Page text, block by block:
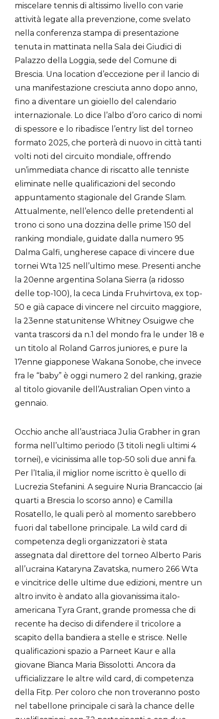
miscelare tennis di altissimo livello con varie
attività legate alla prevenzione, come svelato
nella conferenza stampa di presentazione
tenuta in mattinata nella Sala dei Giudici di
Palazzo della Loggia, sede del Comune di
Brescia. Una location d’eccezione per il lancio di
una manifestazione cresciuta anno dopo anno,
fino a diventare un gioiello del calendario
internazionale. Lo dice l’albo d’oro carico di nomi
di spessore e lo ribadisce l’entry list del torneo
formato 2025, che porterà di nuovo in città tanti
volti noti del circuito mondiale, offrendo
un’immediata chance di riscatto alle tenniste
eliminate nelle qualificazioni del secondo
appuntamento stagionale del Grande Slam.
Attualmente, nell’elenco delle pretendenti al
trono ci sono una dozzina delle prime 150 del
ranking mondiale, guidate dalla numero 95
Dalma Galfi, ungherese capace di vincere due
tornei Wta 125 nell’ultimo mese. Presenti anche
la 20enne argentina Solana Sierra (a ridosso
delle top-100), la ceca Linda Fruhvirtova, ex top-
50 e già capace di vincere nel circuito maggiore,
la 23enne statunitense Whitney Osuigwe che
vanta trascorsi da n.1 del mondo fra le under 18 e
un titolo al Roland Garros juniores, e pure la
17enne giapponese Wakana Sonobe, che invece
fra le “baby” è oggi numero 2 del ranking, grazie
al titolo giovanile dell’Australian Open vinto a
gennaio.
Occhio anche all’austriaca Julia Grabher in gran
forma nell’ultimo periodo (3 titoli negli ultimi 4
tornei), e vicinissima alle top-50 soli due anni fa.
Per l’Italia, il miglior nome iscritto è quello di
Lucrezia Stefanini. A seguire Nuria Brancaccio (ai
quarti a Brescia lo scorso anno) e Camilla
Rosatello, le quali però al momento sarebbero
fuori dal tabellone principale. La wild card di
competenza degli organizzatori è stata
assegnata dal direttore del torneo Alberto Paris
all’ucraina Kataryna Zavatska, numero 266 Wta
e vincitrice delle ultime due edizioni, mentre un
altro invito è andato alla giovanissima italo-
americana Tyra Grant, grande promessa che di
recente ha deciso di difendere il tricolore a
scapito della bandiera a stelle e strisce. Nelle
qualificazioni spazio a Parneet Kaur e alla
giovane Bianca Maria Bissolotti. Ancora da
ufficializzare le altre wild card, di competenza
della Fitp. Per coloro che non troveranno posto
nel tabellone principale ci sarà la chance delle